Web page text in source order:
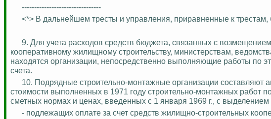
--------------------------------
<*> В дальнейшем тресты и управления, приравненные к трестам,
9. Для учета расходов средств бюджета, связанных с
кооперативному жилищному строительству, министерствам,
находятся организации, непосредственно выполняющие работы по
счета.
10. Подрядные строительно-монтажные организации составляют
стоимости выполненных в 1971 году строительно-монтажных
сметных нормах и ценах, введенных с 1 января 1969 г., с выделением
- подлежащих оплате за счет средств жилищно-строительных